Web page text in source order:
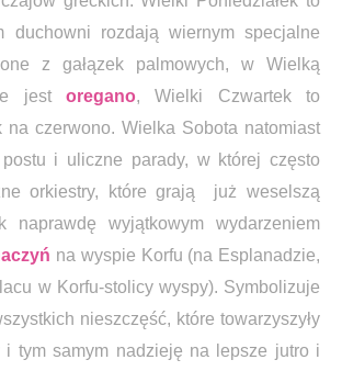
duchowni rozdają wiernym specjalne
z gałązek palmowych, w Wielką
jest oregano, Wielki Czwartek to
na czerwono. Wielka Sobota natomiast
i uliczne parady, w której często
orkiestry, które grają już weselszą
naprawdę wyjątkowym wydarzeniem
na wyspie Korfu (na Esplanadzie,
w Korfu-stolicy wyspy). Symbolizuje
nieszczęść, które towarzyszyły
i tym samym nadzieję na lepsze jutro i